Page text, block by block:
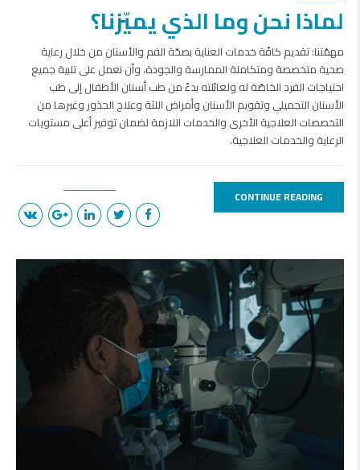
لماذا نحن وما الذي يميّزنا؟
مهمّتنا: تقديم كافّة خدمات العناية بصحّة الفم والأسنان من خلال رعاية
صحية متخصصة ومتكاملة الممارسة والجودة، وأن نعمل على تلبية جميع
احتياجات الفرد الخاصّة له ولعائلته بدءً من طب أسنان الأطفال إلى طب
الأسنان التجميلي وتقويم الأسنان وأمراض اللثة وعلاج الجذور وغيرها من
التخصصات العلاجية الأخرى والخدمات اللازمة لضمان توفير أعلى مستويات
الرعاية والخدمات العلاجية.
CONTINUE READING